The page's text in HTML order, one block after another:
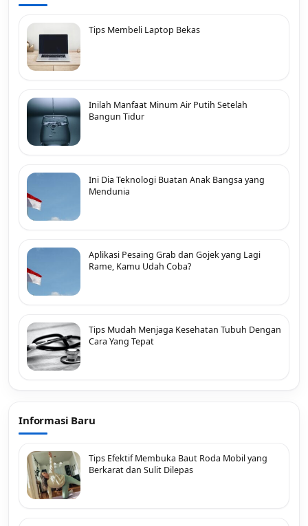
Tips Membeli Laptop Bekas
Inilah Manfaat Minum Air Putih Setelah
Bangun Tidur
Ini Dia Teknologi Buatan Anak Bangsa yang
Mendunia
Aplikasi Pesaing Grab dan Gojek yang Lagi
Rame, Kamu Udah Coba?
Tips Mudah Menjaga Kesehatan Tubuh Dengan
Cara Yang Tepat
Informasi Baru
Tips Efektif Membuka Baut Roda Mobil yang
Berkarat dan Sulit Dilepas